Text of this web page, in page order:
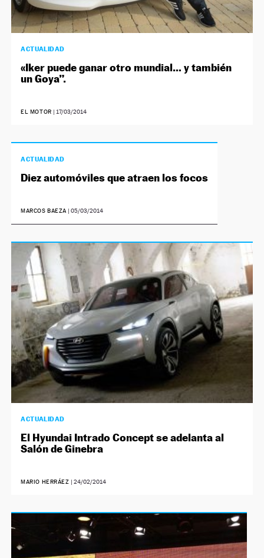
ACTUALIDAD
«Iker puede ganar otro mundial… y también
un Goya”.
EL MOTOR | 17/03/2014
ACTUALIDAD
Diez automóviles que atraen los focos
MARCOS BAEZA |05/03/2014
ACTUALIDAD
El Hyundai Intrado Concept se adelanta al
Salón de Ginebra
MARIO HERRÁEZ | 24/02/2014